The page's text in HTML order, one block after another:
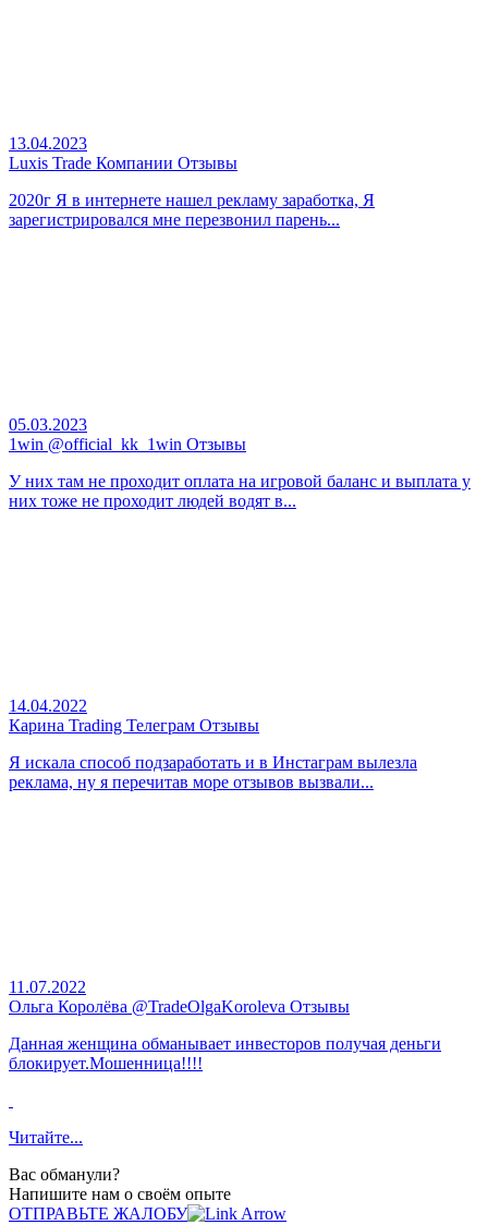
13.04.2023
Luxis Trade Компании Отзывы
2020г Я в интернете нашел рекламу заработка, Я
зарегистрировался мне перезвонил парень...
05.03.2023
1win @official_kk_1win Отзывы
У них там не проходит оплата на игровой баланс и выплата у
них тоже не проходит людей водят в...
14.04.2022
Карина Trading Телеграм Отзывы
Я искала способ подзаработать и в Инстаграм вылезла
реклама, ну я перечитав море отзывов вызвали...
11.07.2022
Ольга Королёва @TradeOlgaKoroleva Отзывы
Данная женщина обманывает инвесторов получая деньги
блокирует.Мошенница!!!!
Читайте...
Вас обманули?
Напишите нам о своём опыте
ОТПРАВЬТЕ ЖАЛОБУ